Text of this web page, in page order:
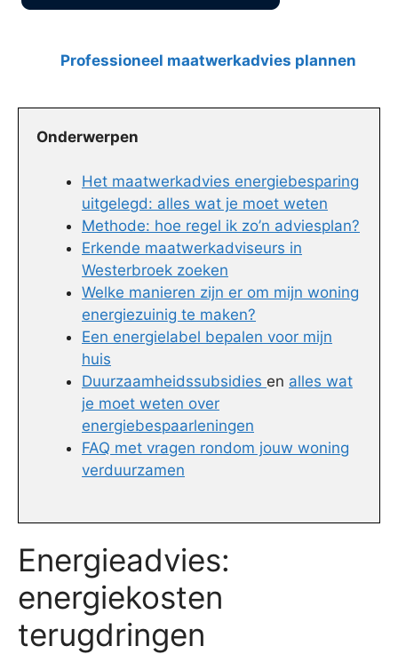
Professioneel maatwerkadvies plannen
Onderwerpen
Het maatwerkadvies energiebesparing
uitgelegd: alles wat je moet weten
Methode: hoe regel ik zo’n adviesplan?
Erkende maatwerkadviseurs in
Westerbroek zoeken
Welke manieren zijn er om mijn woning
energiezuinig te maken?
Een energielabel bepalen voor mijn
huis
Duurzaamheidssubsidies en alles wat
je moet weten over
energiebespaarleningen
FAQ met vragen rondom jouw woning
verduurzamen
Energieadvies:
energiekosten
terugdringen